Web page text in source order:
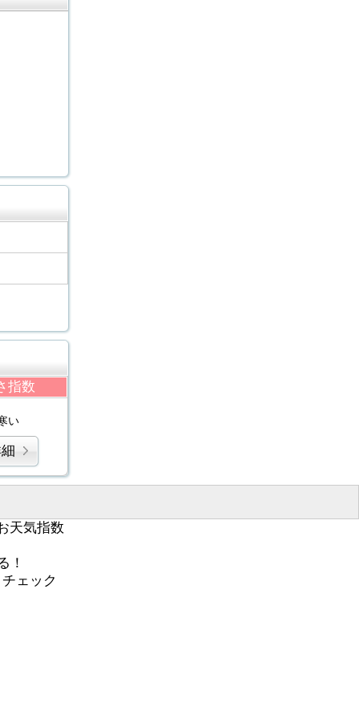
指数
い
天気指数
！
ェック